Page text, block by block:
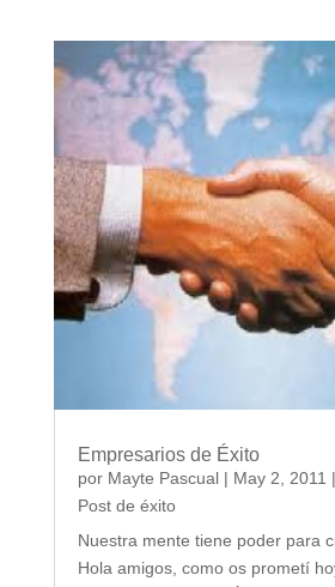
Empresarios de Éxito
por Mayte Pascual| May 2, 2011 |
Post de éxito
Nuestra mente tiene poder para
Hola amigos, como os prometí